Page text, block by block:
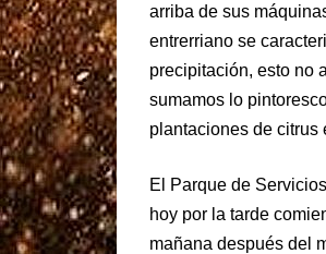
arriba de sus
entrerriano se
precipitación, esto no
sumamos lo
plantaciones de citrus
El Parque de
hoy por la tarde
mañana después del